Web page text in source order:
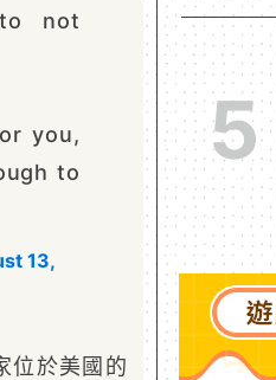
not
you,
to
13,
於美國的
5